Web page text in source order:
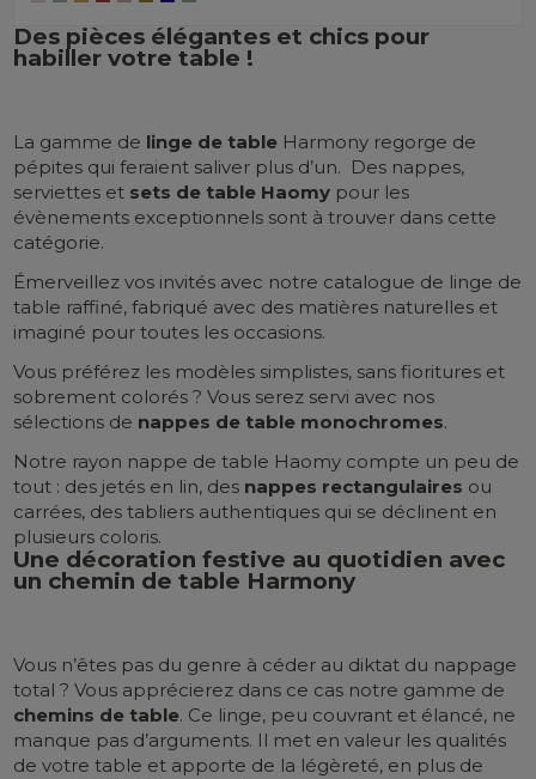
Des pièces élégantes et chics pour
habiller votre table !
La gamme de linge de table Harmony regorge de
pépites qui feraient saliver plus d’un. Des nappes,
serviettes et sets de table Haomy pour les
évènements exceptionnels sont à trouver dans cette
catégorie.
Émerveillez vos invités avec notre catalogue de linge de
table raffiné, fabriqué avec des matières naturelles et
imaginé pour toutes les occasions.
Vous préférez les modèles simplistes, sans fioritures et
sobrement colorés ? Vous serez servi avec nos
sélections de nappes de table monochromes.
Notre rayon nappe de table Haomy compte un peu de
tout : des jetés en lin, des nappes rectangulaires ou
carrées, des tabliers authentiques qui se déclinent en
plusieurs coloris.
Une décoration festive au quotidien avec
un chemin de table Harmony
Vous n’êtes pas du genre à céder au diktat du nappage
total ? Vous apprécierez dans ce cas notre gamme de
chemins de table. Ce linge, peu couvrant et élancé, ne
manque pas d’arguments. Il met en valeur les qualités
de votre table et apporte de la légèreté, en plus de